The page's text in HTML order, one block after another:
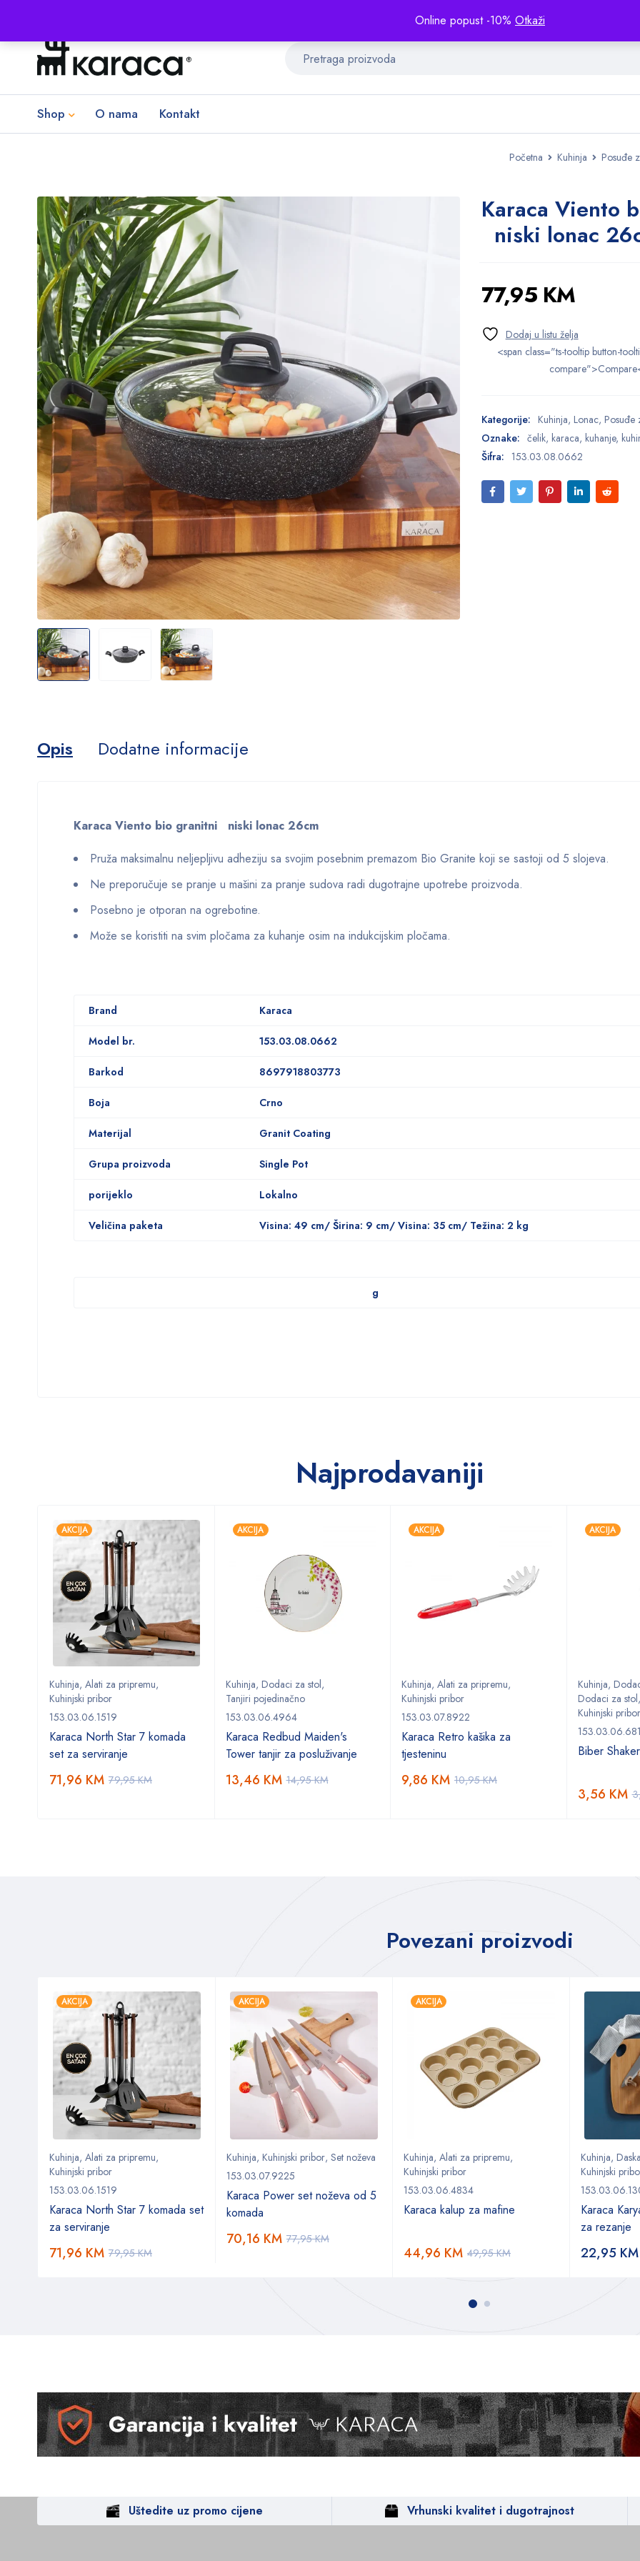
Online popust -10% Otkaži
Shop O nama Kontakt
Početna Kuhinja Posuđe
Karaca Viento
niski lonac
77,95 KM
<span class="ts-tooltip button-
Kategorije: Kuhinja, Lonac, Posuđe
Oznake: čelik, karaca, kuhanje,
Šifra: 153.03.08.0662
Opis Dodatne informacije
Karaca Viento bio granitni niski lonac 26cm
Pruža maksimalnu neljepljivu adheziju sa svojim posebnim premazom Bio Granite koji se sastoji od 5 slojeva.
Ne preporučuje se pranje u mašini za pranje sudova radi dugotrajne upotrebe proizvoda.
Posebno je otporan na ogrebotine.
Može se koristiti na svim pločama za kuhanje osim na indukcijskim pločama.
Brand Karaca
Model br. 153.03.08.0662
Barkod 8697918803773
Boja Crno
Materijal Granit Coating
Grupa proizvoda Single Pot
porijeklo Lokalno
Veličina paketa Visina: 49 cm/ Širina: 9 cm/ Visina: 35 cm/ Težina: 2 kg
g
Najprodavaniji
AKCIJA
Kuhinja, Alati za pripremu,
Kuhinjski pribor
153.03.06.1519
Karaca North Star 7 komada
set za serviranje
79,95KM
71,96 KM
AKCIJA
Kuhinja, Dodaci za stol,
Tanjiri pojedinačno
153.03.06.4964
Karaca Redbud Maiden's
Tower tanjir za posluživanje
14,95KM
13,46 KM
AKCIJA
Kuhinja, Alati za pripremu,
Kuhinjski pribor
153.03.07.8922
Karaca Retro kašika za
tjesteninu
10,95KM
9,86 KM
AKCIJA
Kuhinja,
Dodaci za stol,
Kuhinjski pribor
Biber
3,56 KM
Povezani proizvodi
AKCIJA
Kuhinja, Alati za pripremu,
Kuhinjski pribor
153.03.06.1519
Karaca North Star 7 komada set
za serviranje
79,95KM
71,96 KM
AKCIJA
Kuhinja, Kuhinjski pribor, Set noževa
153.03.07.9225
Karaca Power set noževa od 5
komada
77,95KM
70,16 KM
AKCIJA
Kuhinja, Alati za pripremu,
Kuhinjski pribor
153.03.06.4834
Karaca kalup za mafine
49,95KM
44,96 KM
Kuhinja,
Kuhinjski
Karaca
za rezanje
22,95 KM
Uštedite uz promo cijene Vrhunski kvalitet i dugotrajnost